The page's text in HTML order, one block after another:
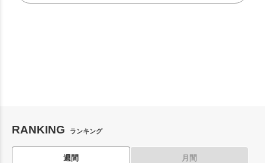
RANKING ランキング
週間 月間